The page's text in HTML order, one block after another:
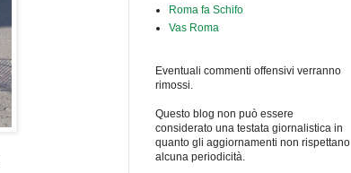
Roma fa Schifo
Vas Roma
Eventuali commenti offensivi verranno
rimossi.
Questo blog non può essere
considerato una testata giornalistica in
quanto gli aggiornamenti non rispettano
alcuna periodicità.